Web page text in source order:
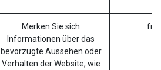
Merken Sie sich
Informationen über das
bevorzugte Aussehen oder
Verhalten der Website, wie